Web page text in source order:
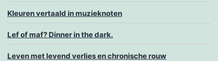
Kleuren vertaald in muzieknoten
Lef of maf? Dinner in the dark.
Leven met levend verlies en chronische rouw